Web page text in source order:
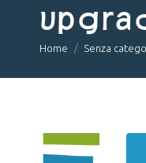
You are here:
Home Senza